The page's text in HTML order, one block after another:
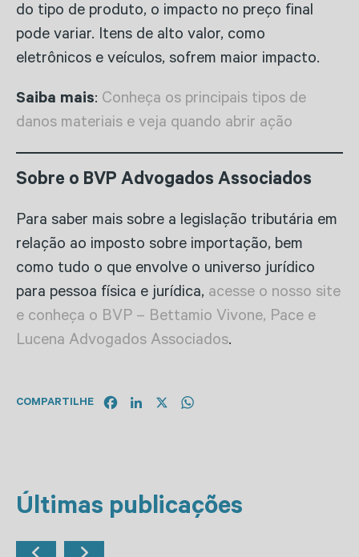
do tipo de produto, o impacto no preço final
pode variar. Itens de alto valor, como
eletrônicos e veículos, sofrem maior impacto.
Saiba mais: Conheça os principais tipos de
danos materiais e veja quando abrir ação
Sobre o BVP Advogados Associados
Para saber mais sobre a legislação tributária em
relação ao imposto sobre importação, bem
como tudo o que envolve o universo jurídico
para pessoa física e jurídica, acesse o nosso site
e conheça o BVP – Bettamio Vivone, Pace e
Lucena Advogados Associados.
COMPARTILHE FacebookLinkedIn
Últimas publicações